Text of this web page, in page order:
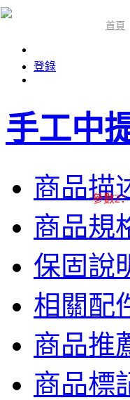
首頁
登錄
手工中
商品描
商品規
保固說
相關配
商品推
商品標
參數2